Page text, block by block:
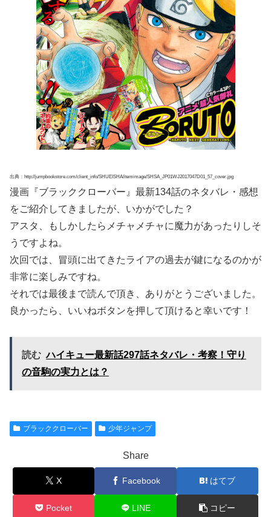
出典：http://jumpbookstore.com/client_info/SHUEISHA/itemimage/SHSA_JP01WJ2017047D01_57_cover.jpg
漫画『ブラッククローバー』最新134話のネタバレ・感想
をご紹介してきましたが、いかがでした？
アスタ、もしかしたらメチャメチャに魔力があったりしそ
うですよね。
次回では、冒頭に出てきたライアの過去が鍵になるのかが
非常に楽しみですね。
それでは最後まで読んで頂き、ありがとうございました。
良かったら、いいねボタンを押して頂けると幸いです！
読む ハイキュー最新話297話ネタバレ・考察！守り
の音駒の実力とは？
ブラッククローバー 少年ジャンプ
Share
X Facebook はてブ
Pocket LINE コピー